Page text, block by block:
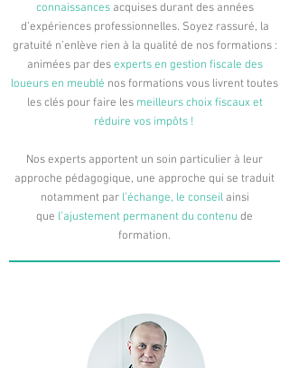
connaissancesacquises durant des années
d’expériences professionnelles. Soyez rassuré, la
gratuité n’enlève rien à la qualité de nos formations :
animées par desexperts en gestion fiscale des
loueurs en meublé nos formations vous livrenttoutes
les clés pour faire les meilleurs choix fiscaux et
réduire vos impôts !
Nos experts apportent un soin particulier à leur
approche pédagogique, une approche qui se traduit
notamment par l’échange, le conseilainsi
que l’ajustement permanent du contenu de
formation.